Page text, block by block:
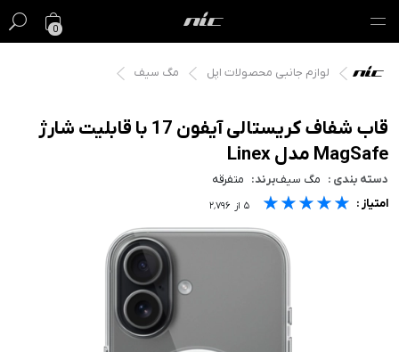
0
گیفت کارت
فروش ویژه
مک
آیفون
اپل واچ
لوازم جانبی محصولات اپل مگ سیف
قاب شفاف کریستالی آیفون 17 با قابلیت شارژ
MagSafe مدل Linex
دسته بندی : مگ سیفبرند: متفرقه
امتیاز : ★★★★★
★★★★★
★★★★★ ۵ از ۲٬۷۹۶